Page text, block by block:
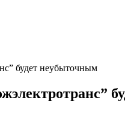
будет неубыточным